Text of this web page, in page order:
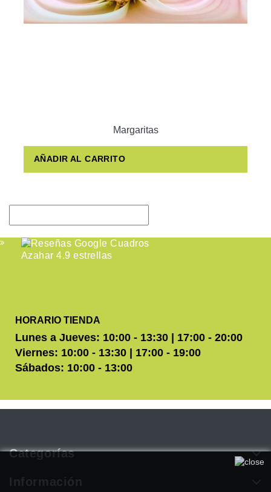
Margaritas
AÑADIR AL CARRITO
HORARIO TIENDA
Lunes a Jueves: 10:00 - 13:30 | 17:00 - 20:00
Viernes: 10:00 - 13:30 | 17:00 - 19:00
Sábados: 10:00 - 13:00
Categorías
Información
Utilizamos cookies propias y de terceros para mejorar
nuestros servicios. Si continúa navegando, consideramos que
acepta su uso. Puede obtener más información en nuestra